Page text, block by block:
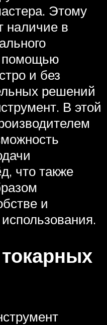
Этому
наличие в
помощью
и без
решений
В этой
что также
и